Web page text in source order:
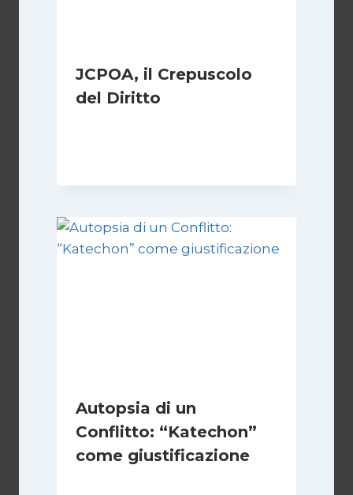
JCPOA, il Crepuscolo
del Diritto
Autopsia di un
Conflitto: “Katechon”
come giustificazione